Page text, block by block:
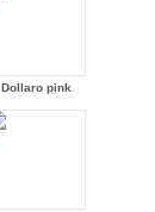
Dollaro pink